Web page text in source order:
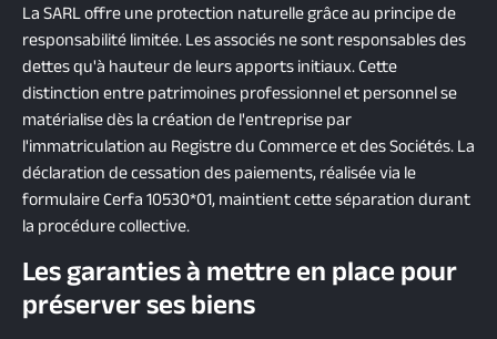
La SARL offre une protection naturelle grâce au principe de
responsabilité limitée. Les associés ne sont responsables des
dettes qu'à hauteur de leurs apports initiaux. Cette
distinction entre patrimoines professionnel et personnel se
matérialise dès la création de l'entreprise par
l'immatriculation au Registre du Commerce et des Sociétés. La
déclaration de cessation des paiements, réalisée via le
formulaire Cerfa 10530*01, maintient cette séparation durant
la procédure collective.
Les garanties à mettre en place pour
préserver ses biens